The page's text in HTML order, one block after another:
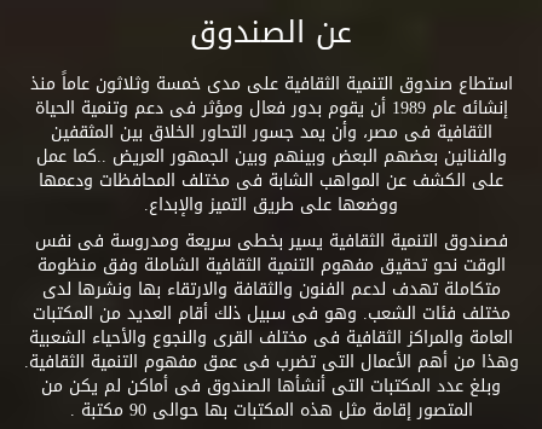
عن الصندوق
استطاع صندوق التنمية الثقافية على مدى خمسة وثلاثون عاماً منذ
إنشائه عام 1989 أن يقوم بدور فعال ومؤثر فى دعم وتنمية الحياة
الثقافية فى مصر، وأن يمد جسور التحاور الخلاق بين المثقفين
والفنانين بعضهم البعض وبينهم وبين الجمهور العريض ..كما عمل
على الكشف عن المواهب الشابة فى مختلف المحافظات ودعمها
ووضعها على طريق التميز والإبداع.
فصندوق التنمية الثقافية يسير بخطى سريعة ومدروسة فى نفس
الوقت نحو تحقيق مفهوم التنمية الثقافية الشاملة وفق منظومة
متكاملة تهدف لدعم الفنون والثقافة والارتقاء بها ونشرها لدى
مختلف فئات الشعب. وهو فى سبيل ذلك أقام العديد من المكتبات
العامة والمراكز الثقافية فى مختلف القرى والنجوع والأحياء الشعبية
وهذا من أهم الأعمال التى تضرب فى عمق مفهوم التنمية الثقافية.
وبلغ عدد المكتبات التى أنشأها الصندوق فى أماكن لم يكن من
المتصور إقامة مثل هذه المكتبات بها حوالى 90 مكتبة .